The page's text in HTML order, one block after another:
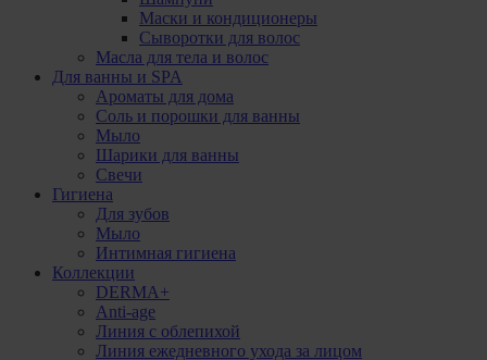
Маски и кондиционеры
Сыворотки для волос
Масла для тела и волос
Для ванны и SPA
Ароматы для дома
Соль и порошки для ванны
Мыло
Шарики для ванны
Свечи
Гигиена
Для зубов
Мыло
Интимная гигиена
Коллекции
DERMA+
Anti-age
Линия с облепихой
Линия ежедневного ухода за лицом